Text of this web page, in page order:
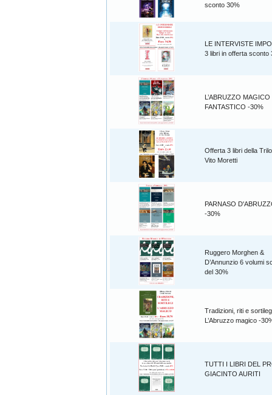
sconto 30%
LE INTERVISTE
3 libri in offerta sconto
L’ABRUZZO MAGICO
FANTASTICO -30%
Offerta 3 libri della
Vito Moretti
PARNASO
-30%
Ruggero Morghen &
D’Annunzio 6 volumi
del 30%
Tradizioni, riti e
L’Abruzzo magico -
TUTTI I LIBRI DEL
GIACINTO AURITI